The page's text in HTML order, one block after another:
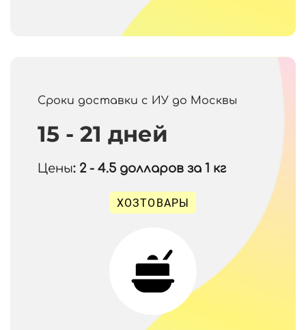
Сроки доставки с ИУ до Москвы
15 - 21 дней
Цены: 2 - 4.5 долларов за 1 кг
ХОЗТОВАРЫ